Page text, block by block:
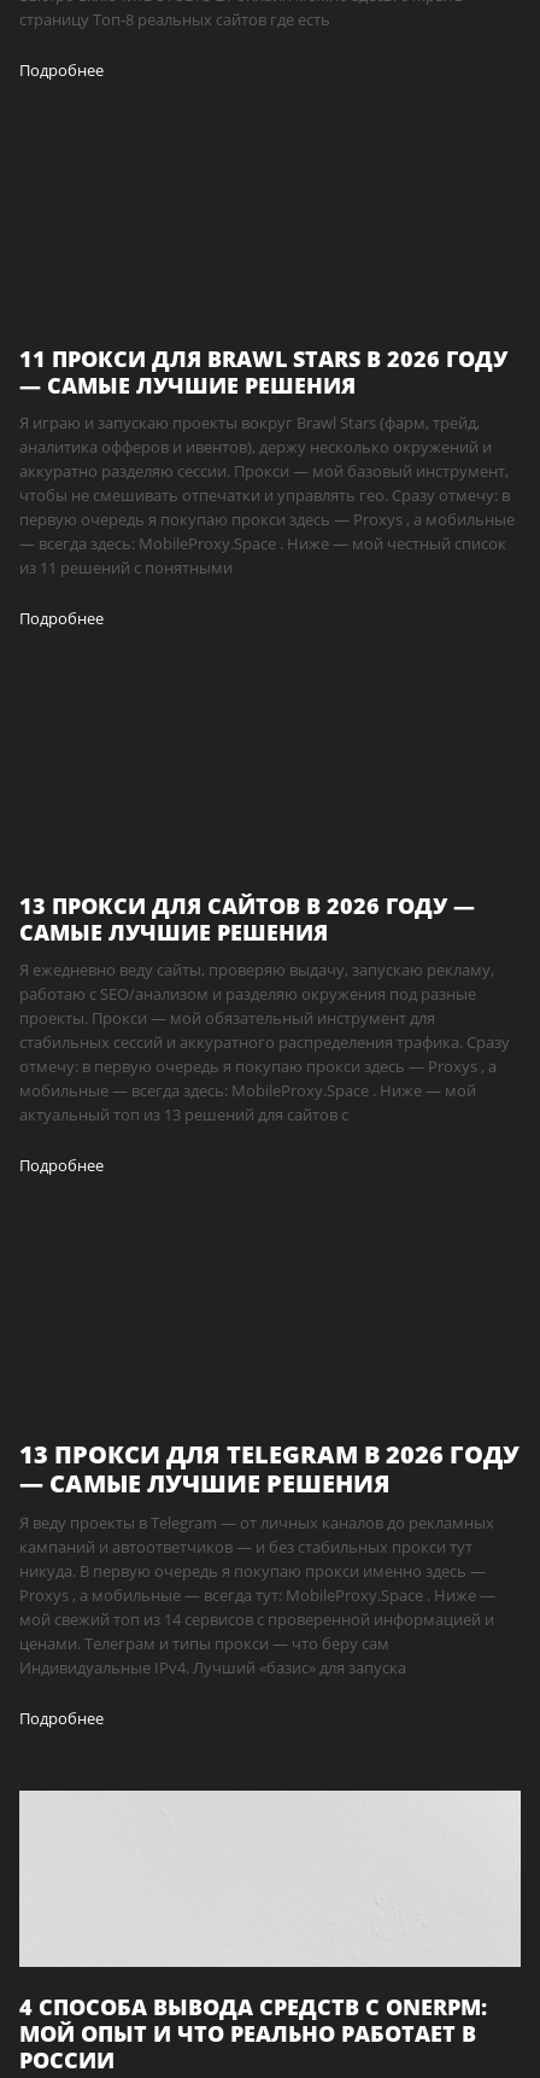
страницу Топ-8 реальных сайтов где есть
Подробнее
11 ПРОКСИ ДЛЯ BRAWL STARS В 2026 ГОДУ
— САМЫЕ ЛУЧШИЕ РЕШЕНИЯ
Я играю и запускаю проекты вокруг Brawl Stars (фарм, трейд,
аналитика офферов и ивентов), держу несколько окружений и
аккуратно разделяю сессии. Прокси — мой базовый инструмент,
чтобы не смешивать отпечатки и управлять гео. Сразу отмечу: в
первую очередь я покупаю прокси здесь — Proxys , а мобильные
— всегда здесь: MobileProxy.Space . Ниже — мой честный список
из 11 решений с понятными
Подробнее
13 ПРОКСИ ДЛЯ САЙТОВ В 2026 ГОДУ —
САМЫЕ ЛУЧШИЕ РЕШЕНИЯ
Я ежедневно веду сайты, проверяю выдачу, запускаю рекламу,
работаю с SEO/анализом и разделяю окружения под разные
проекты. Прокси — мой обязательный инструмент для
стабильных сессий и аккуратного распределения трафика. Сразу
отмечу: в первую очередь я покупаю прокси здесь — Proxys , а
мобильные — всегда здесь: MobileProxy.Space . Ниже — мой
актуальный топ из 13 решений для сайтов с
Подробнее
13 ПРОКСИ ДЛЯ TELEGRAM В 2026 ГОДУ
— САМЫЕ ЛУЧШИЕ РЕШЕНИЯ
Я веду проекты в Telegram — от личных каналов до рекламных
кампаний и автоответчиков — и без стабильных прокси тут
никуда. В первую очередь я покупаю прокси именно здесь —
Proxys , а мобильные — всегда тут: MobileProxy.Space . Ниже —
мой свежий топ из 14 сервисов с проверенной информацией и
ценами. Телеграм и типы прокси — что беру сам
Индивидуальные IPv4. Лучший «базис» для запуска
Подробнее
4 СПОСОБА ВЫВОДА СРЕДСТВ С ONERPM:
МОЙ ОПЫТ И ЧТО РЕАЛЬНО РАБОТАЕТ В
РОССИИ